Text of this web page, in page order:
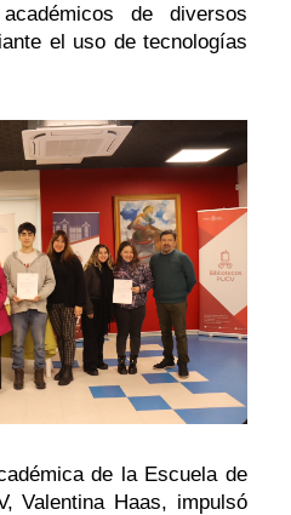
de diversos
el uso de tecnologías
de la Escuela de
Valentina Haas, impulsó